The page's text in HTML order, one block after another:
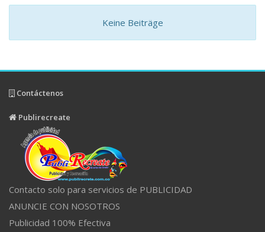
Keine Beiträge
Contáctenos
Publirecreate
Contacto solo para servicios de PUBLICIDAD
ANUNCIE CON NOSOTROS
Publicidad 100% Efectiva